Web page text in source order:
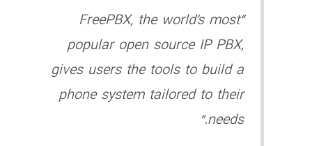
“FreePBX, the world’s most
popular open source IP PBX,
gives users the tools to build a
phone system tailored to their
needs.”